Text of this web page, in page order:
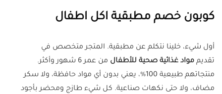
كوبون خصم مطبقية اكل اطفال
أول شيء، خلينا نتكلم عن مطبقية. المتجر متخصص في
تقديم مواد غذائية صحية للأطفال
من عمر 6 شهور وأكثر.
منتجاتهم طبيعية 100%، يعني بدون أي مواد حافظة، ولا سكر
مضاف، ولا حتى نكهات صناعية. كل شيء طازج ومحضر بأجود